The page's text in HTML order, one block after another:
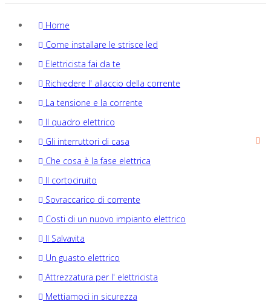
Home
Come installare le strisce led
Elettricista fai da te
Richiedere l' allaccio della corrente
La tensione e la corrente
Il quadro elettrico
Gli interruttori di casa
Che cosa è la fase elettrica
Il cortociruito
Sovraccarico di corrente
Costi di un nuovo impianto elettrico
Il Salvavita
Un guasto elettrico
Attrezzatura per l' elettricista
Mettiamoci in sicurezza